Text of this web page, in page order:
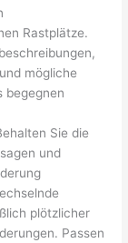
Rastplätze.
mögliche
begegnen
Sie die
und
plötzlicher
Passen